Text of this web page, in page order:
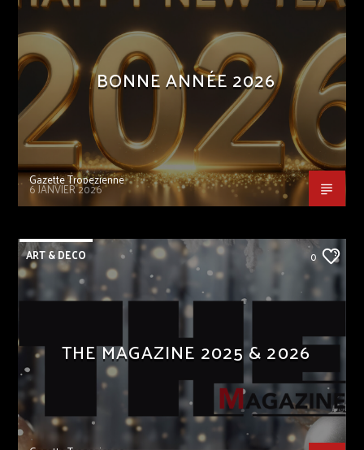
BONNE ANNÉE 2026
Gazette Tropezienne
6 JANVIER 2026
ART & DECO 0
THE MAGAZINE 2025 & 2026